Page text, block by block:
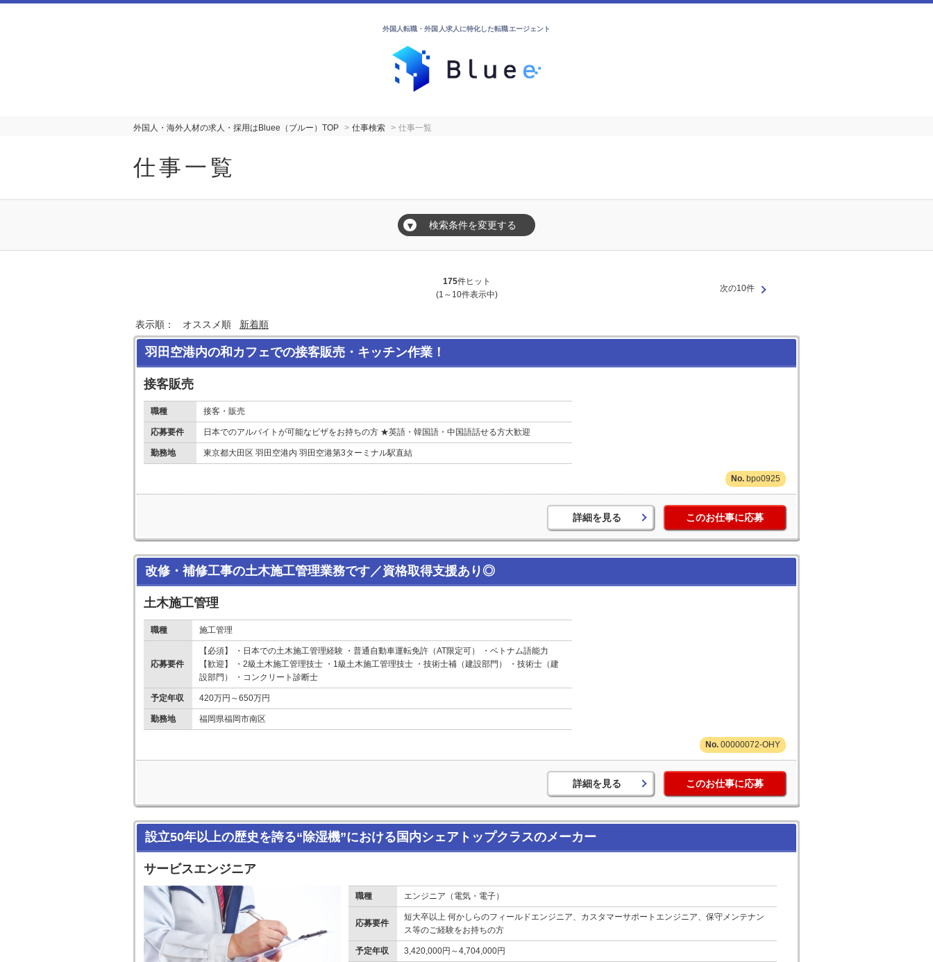
外国人転職・外国人求人に特化した転職エージェント
外国人・海外人材の求人・採用はBluee（ブルー）TOP 仕事検索 仕事一覧
仕事一覧
▼ 検索条件を変更する
175件ヒット
(1～10件表示中)
次の10件
表示順： オススメ順 新着順
羽田空港内の和カフェでの接客販売・キッチン作業！
接客販売
職種 接客・販売
応募要件 日本でのアルバイトが可能なビザをお持ちの方 ★英語・韓国語・中国語話せる方大歓迎
勤務地 東京都大田区 羽田空港内 羽田空港第3ターミナル駅直結
bpo0925
詳細を見る このお仕事に応募
改修・補修工事の土木施工管理業務です／資格取得支援あり◎
土木施工管理
職種 施工管理
応募要件
【必須】 ・日本での土木施工管理経験 ・普通自動車運転免許（AT限定可） ・ベトナム語能力
【歓迎】 ・2級土木施工管理技士 ・1級土木施工管理技士 ・技術士補（建設部門） ・技術士（建
設部門） ・コンクリート診断士
予定年収 420万円～650万円
勤務地 福岡県福岡市南区
00000072-OHY
詳細を見る このお仕事に応募
設立50年以上の歴史を誇る“除湿機”における国内シェアトップクラスのメーカー
サービスエンジニア
職種 エンジニア（電気・電子）
応募要件
短大卒以上 何かしらのフィールドエンジニア、カスタマーサポートエンジニア、保守メンテナン
ス等のご経験をお持ちの方
予定年収 3,420,000円～4,704,000円